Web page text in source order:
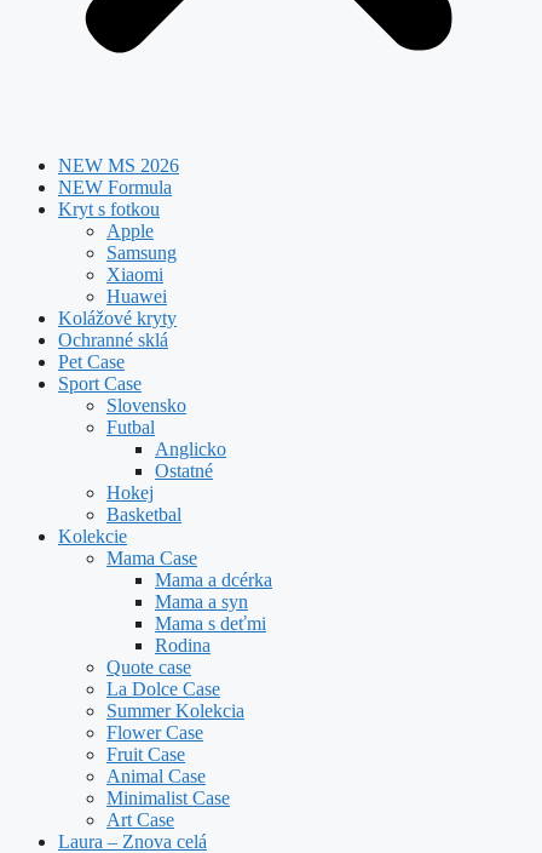
NEW MS 2026
NEW Formula
Kryt s fotkou
Apple
Samsung
Xiaomi
Huawei
Kolážové kryty
Ochranné sklá
Pet Case
Sport Case
Slovensko
Futbal
Anglicko
Ostatné
Hokej
Basketbal
Kolekcie
Mama Case
Mama a dcérka
Mama a syn
Mama s deťmi
Rodina
Quote case
La Dolce Case
Summer Kolekcia
Flower Case
Fruit Case
Animal Case
Minimalist Case
Art Case
Laura – Znova celá